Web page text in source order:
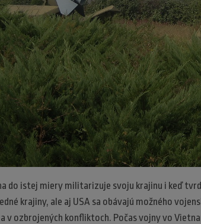
do istej miery militarizuje svoju krajinu i keď
krajiny, ale aj USA sa obávajú možného
v ozbrojených konfliktoch. Počas vojny vo